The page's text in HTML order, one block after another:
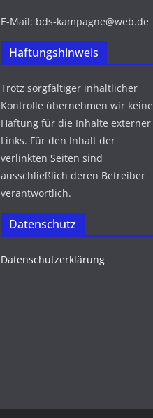
E-Mail: bds-kampagne@web.de
Haftungshinweis
Trotz sorgfältiger inhaltlicher
Kontrolle übernehmen wir keine
Haftung für die Inhalte externer
Links. Für den Inhalt der
verlinkten Seiten sind
ausschließlich deren Betreiber
verantwortlich.
Datenschutz
Datenschutzerklärung